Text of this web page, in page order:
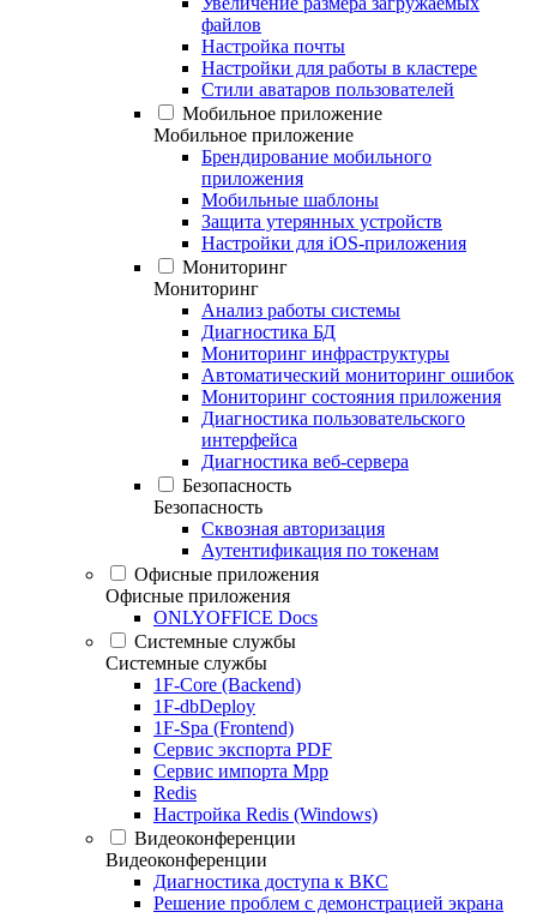
файлов
Настройка почты
Настройки для работы в кластере
Стили аватаров пользователей
Мобильное приложение
Мобильное приложение
Брендирование мобильного
приложения
Мобильные шаблоны
Защита утерянных устройств
Настройки для iOS-приложения
Мониторинг
Мониторинг
Анализ работы системы
Диагностика БД
Мониторинг инфраструктуры
Автоматический мониторинг ошибок
Мониторинг состояния приложения
Диагностика пользовательского
интерфейса
Диагностика веб-сервера
Безопасность
Безопасность
Сквозная авторизация
Аутентификация по токенам
Офисные приложения
Офисные приложения
ONLYOFFICE Docs
Системные службы
Системные службы
1F-Core (Backend)
1F-dbDeploy
1F-Spa (Frontend)
Сервис экспорта PDF
Сервис импорта Mpp
Redis
Настройка Redis (Windows)
Видеоконференции
Видеоконференции
Диагностика доступа к ВКС
Решение проблем с демонстрацией экрана